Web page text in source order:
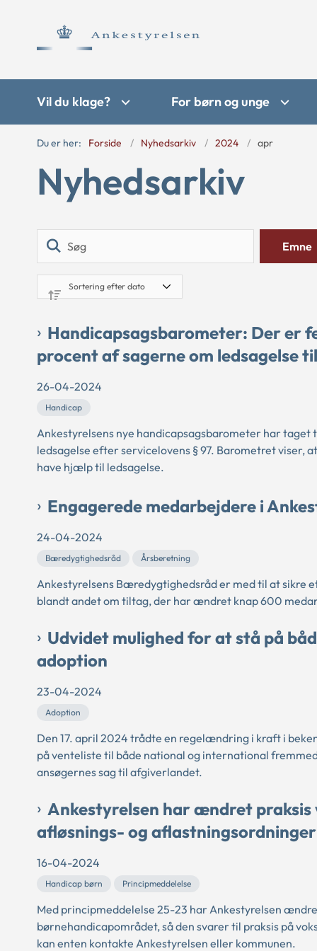
Vil du klage? For børn og unge
Du er her: Forside Nyhedsarkiv 2024 apr
Nyhedsarkiv
Emne
Handicapsagsbarometer: Der er
procent af sagerne om ledsagelse
26-04-2024
Handicap
Ankestyrelsens nye handicapsagsbarometer har
ledsagelse efter servicelovens § 97. Barometret
have hjælp til ledsagelse.
Engagerede medarbejdere i
24-04-2024
Bæredygtighedsråd Årsberetning
Ankestyrelsens Bæredygtighedsråd er med til at sikre
blandt andet om tiltag, der har ændret knap 600
Udvidet mulighed for at stå på
adoption
23-04-2024
Adoption
Den 17. april 2024 trådte en regelændring i kraft i
på venteliste til både national og international
ansøgernes sag til afgiverlandet.
Ankestyrelsen har ændret
afløsnings- og
16-04-2024
Handicap børn Principmeddelelse
Med principmeddelelse 25-23 har Ankestyrelsen
børnehandicapområdet, så den svarer til praksis på
kan enten kontakte Ankestyrelsen eller kommunen.